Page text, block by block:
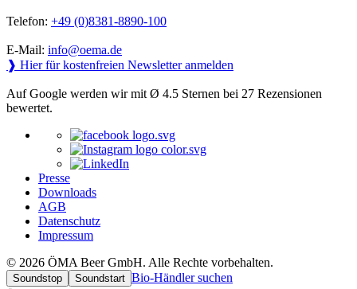
Telefon: +49 (0)8381-8890-100
E-Mail: info@oema.de
❱ Hier für kostenfreien Newsletter anmelden
Auf Google werden wir mit Ø 4.5 Sternen bei 27 Rezensionen
bewertet.
Presse
Downloads
AGB
Datenschutz
Impressum
© 2026 ÖMA Beer GmbH. Alle Rechte vorbehalten.
Soundstop Soundstart Bio-Händler suchen